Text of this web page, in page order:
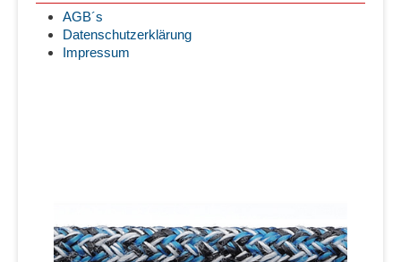
AGB´s
Datenschutzerklärung
Impressum